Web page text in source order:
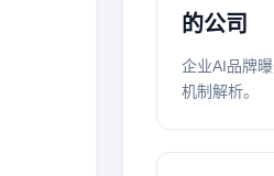
的公司
企业AI品牌
机制解析。